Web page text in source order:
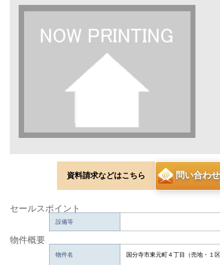
資料請求などはこちら 問い合わ
セールスポイント
設備等
物件概要
物件名 国分寺市東元町４丁目（売地・１